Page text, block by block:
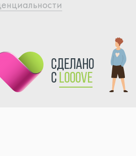
сделано
сLooove